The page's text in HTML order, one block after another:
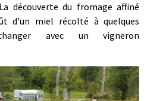
découverte du fromage affiné
d’un miel récolté à quelques
avec un vigneron